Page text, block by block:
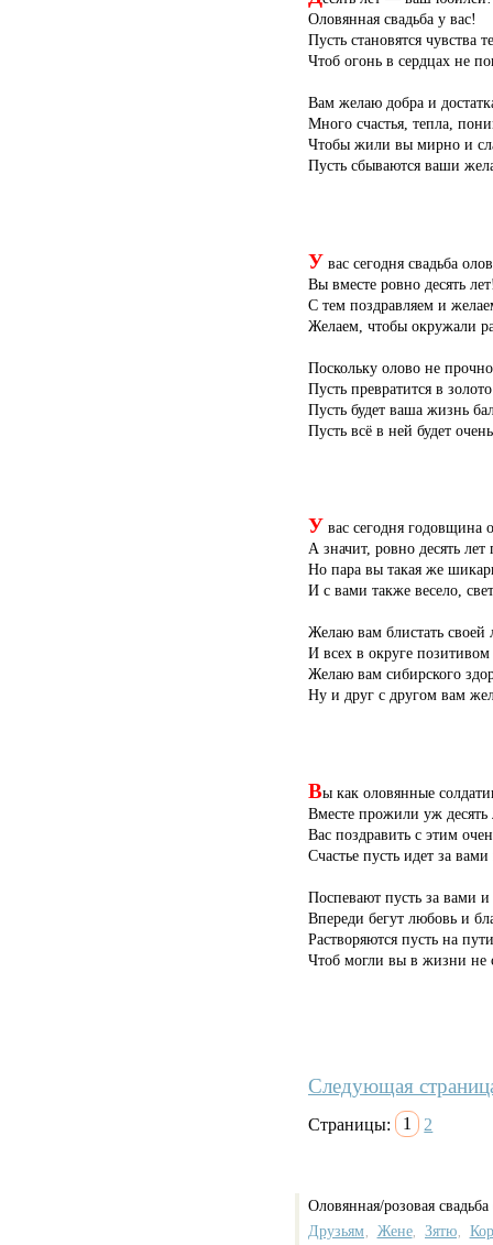
Оловянная свадьба у вас!
Пусть становятся чувства
Чтоб огонь в сердцах не
Вам желаю добра и
Много счастья, тепла,
Чтобы жили вы мирно и
Пусть сбываются ваши
У вас сегодня свадьба
Вы вместе ровно десять лет!
С тем поздравляем и
Желаем, чтобы окружали
Поскольку олово не
Пусть превратится в
Пусть будет ваша жизнь
Пусть всё в ней будет
У вас сегодня годовщина
А значит, ровно десять
Но пара вы такая же
И с вами также весело,
Желаю вам блистать своей
И всех в округе позитивом
Желаю вам сибирского
Ну и друг с другом вам
Вы как оловянные
Вместе прожили уж десять
Вас поздравить с этим
Счастье пусть идет за вами
Поспевают пусть за вами и
Впереди бегут любовь и
Растворяются пусть на
Чтоб могли вы в жизни не
Следующая
Страницы: 1 2
Оловянная/розовая
Друзьям
Жене Зятю